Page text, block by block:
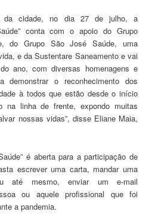
da cidade, no dia 27 de julho, a
conta com o apoio do Grupo
do Grupo São José Saúde, uma
e da Sustentare Saneamento e vai
ano, com diversas homenagens e
demonstrar o reconhecimento dos
à todos que estão desde o início
na linha de frente, expondo muitas
nossas vidas”, disse Eliane Maia,
é aberta para a participação de
escrever uma carta, mandar uma
até mesmo, enviar um e-mail
ou aquele profissional que foi
a pandemia.